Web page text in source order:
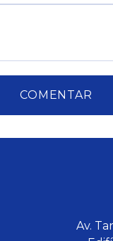
COMENTAR
Av.